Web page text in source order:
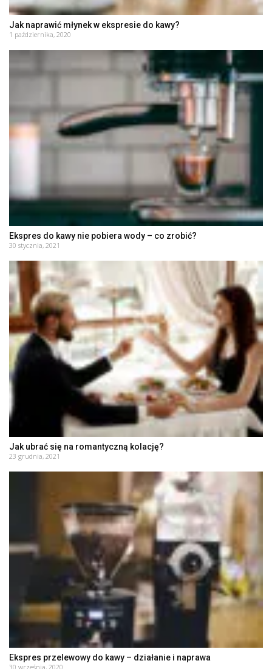
Jak naprawić młynek w ekspresie do kawy?
1 października, 2020
Ekspres do kawy nie pobiera wody – co zrobić?
30 stycznia, 2021
Jak ubrać się na romantyczną kolację?
23 grudnia, 2021
Ekspres przelewowy do kawy – działanie i naprawa
30 września, 2020